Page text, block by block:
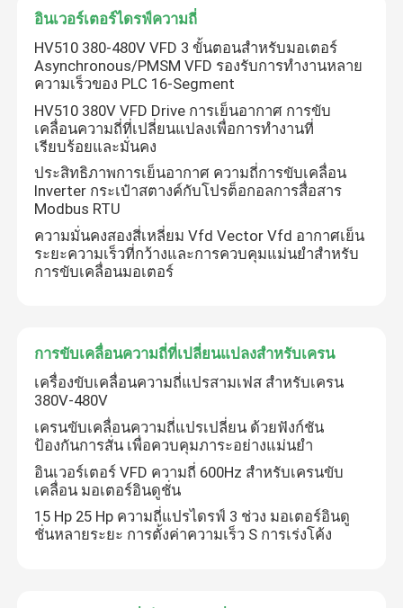
บ้าน
สินค้า
อินเวอร์เตอร์ไดรฟ์ความถี่
HV510 380-480V VFD 3 ขั้นตอนสําหรับมอเตอร์
Asynchronous/PMSM VFD รองรับการทํางานหลาย
ความเร็วของ PLC 16-Segment
HV510 380V VFD Drive การเย็นอากาศ การขับ
เคลื่อนความถี่ที่เปลี่ยนแปลงเพื่อการทํางานที่
เรียบร้อยและมั่นคง
ประสิทธิภาพการเย็นอากาศ ความถี่การขับเคลื่อน
Inverter กระเป๋าสตางค์กับโปรต็อกอลการสื่อสาร
Modbus RTU
ความมั่นคงสองสี่เหลี่ยม Vfd Vector Vfd อากาศเย็น
ระยะความเร็วที่กว้างและการควบคุมแม่นยําสําหรับ
การขับเคลื่อนมอเตอร์
การขับเคลื่อนความถี่ที่เปลี่ยนแปลงสําหรับเครน
เครื่องขับเคลื่อนความถี่แปรสามเฟส สําหรับเครน
380V-480V
เครนขับเคลื่อนความถี่แปรเปลี่ยน ด้วยฟังก์ชัน
ป้องกันการสั่น เพื่อควบคุมภาระอย่างแม่นยํา
อินเวอร์เตอร์ VFD ความถี่ 600Hz สําหรับเครนขับ
เคลื่อน มอเตอร์อินดูชั่น
15 Hp 25 Hp ความถี่แปรไดรฟ์ 3 ช่วง มอเตอร์อินดู
ชั่นหลายระยะ การตั้งค่าความเร็ว S การเร่งโค้ง